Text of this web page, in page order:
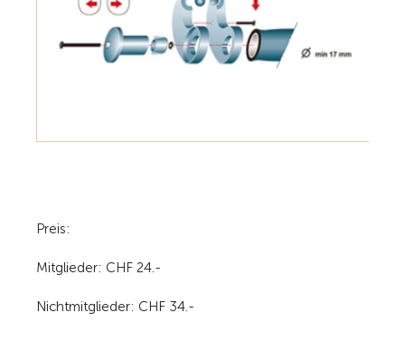
Preis:
Mitglieder: CHF 24.-
Nichtmitglieder: CHF 34.-